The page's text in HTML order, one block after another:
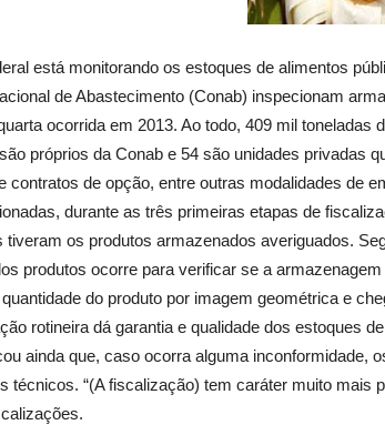
está monitorando os estoques de alimentos
de Abastecimento (Conab) inspecionam
ocorrida em 2013. Ao todo, 409 mil
próprios da Conab e 54 são unidades privadas
contratos de opção, entre outras modalidades de
durante as três primeiras etapas de
tiveram os produtos armazenados averiguados.
produtos ocorre para verificar se a
do produto por imagem geométrica e
rotineira dá garantia e qualidade dos estoques
ainda que, caso ocorra alguma inconformidade,
técnicos. “(A fiscalização) tem caráter muito mais